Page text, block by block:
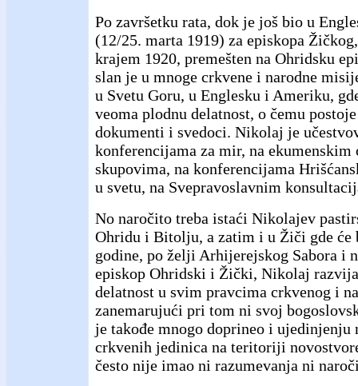
Po završetku rata, dok je još bio u
(12/25. marta 1919) za episkopa
krajem 1920, premešten na Ohridsku
slan je u mnoge crkvene i narodne
u Svetu Goru, u Englesku i Ameriku,
veoma plodnu delatnost, o čemu
dokumenti i svedoci. Nikolaj je
konferencijama za mir, na
skupovima, na konferencijama
u svetu, na Svepravoslavnim
No naročito treba istaći Nikolajev
Ohridu i Bitolju, a zatim i u Žiči gde će
godine, po želji Arhijerejskog Sabora i
episkop Ohridski i Žički, Nikolaj
delatnost u svim pravcima crkvenog i
zanemarujući pri tom ni svoj
je takođe mnogo doprineo i ujedinjenju
crkvenih jedinica na teritoriji
često nije imao ni razumevanja ni